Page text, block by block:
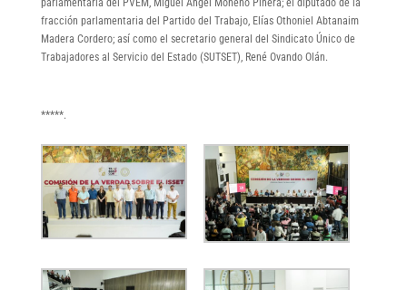
fracción parlamentaria del Partido del Trabajo, Elías Othoniel Abtanaim
Madera Cordero; así como el secretario general del Sindicato Único de
Trabajadores al Servicio del Estado (SUTSET), René Ovando Olán.
*****.